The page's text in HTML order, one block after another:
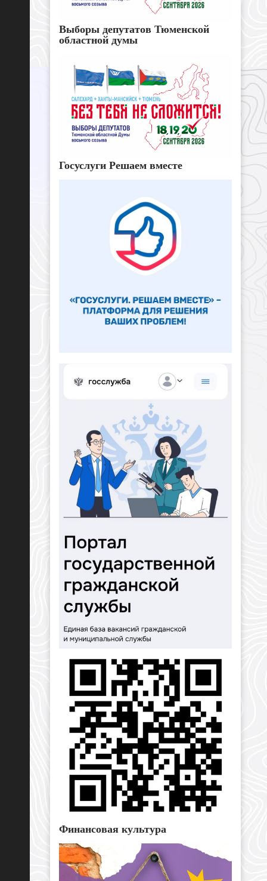
Выборы депутатов Тюменской
областной думы
Госуслуги Решаем вместе
Финансовая культура